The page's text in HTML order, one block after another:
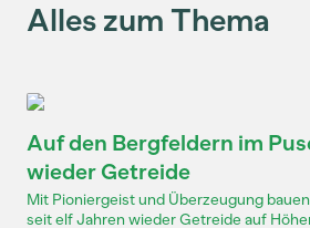
Alles zum Thema
Auf den Bergfeldern im
wieder Getreide
Mit Pioniergeist und Überzeugung
seit elf Jahren wieder Getreide auf